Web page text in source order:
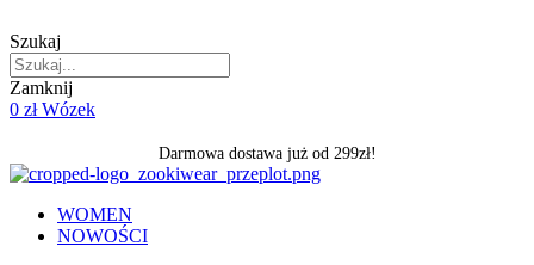
to
content
Szukaj
Zamknij
0 zł Wózek
Darmowa dostawa już od 299zł!
WOMEN
NOWOŚCI